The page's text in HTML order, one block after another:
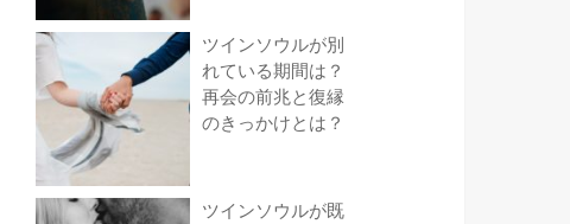
ツインソウルが別
れている期間は？
再会の前兆と復縁
のきっかけとは？
ツインソウルが既